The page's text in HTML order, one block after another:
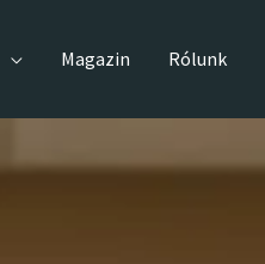
Magazin Rólunk